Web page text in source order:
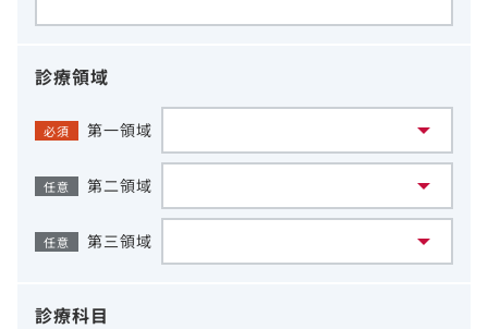
診療領域
必須 第一領域
任意 第二領域
任意 第三領域
診療科目